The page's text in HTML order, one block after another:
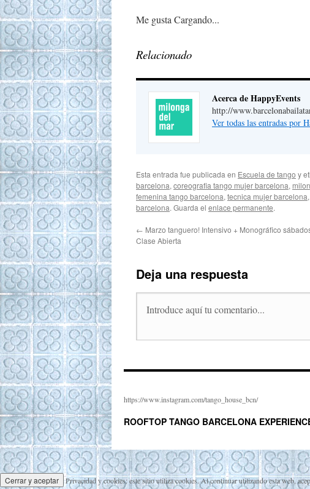
Me gusta Cargando...
Relacionado
Acerca de HappyEvents
http://
Ver todas las entradas por
Esta entrada fue publicada en Escuela de tango y
barcelona, coreografia tango mujer barcelona,
femenina tango barcelona, tecnica mujer barcelona,
barcelona. Guarda el enlace permanente.
← Marzo tanguero! Intensivo + Monográfico
Clase Abierta
Deja una respuesta
https://www.instagram.com/tango_house_bcn/
ROOFTOP TANGO BARCELONA
Privacidad y cookies: este sitio utiliza cookies. Al continuar utilizando esta web,